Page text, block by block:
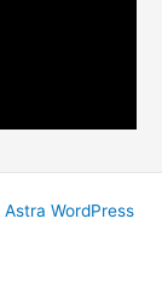
Astra WordPress